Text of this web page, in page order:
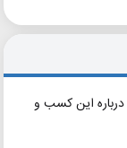
درباره این کسب و